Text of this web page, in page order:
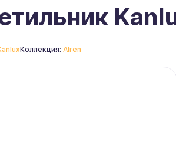
Коллекция: Alren